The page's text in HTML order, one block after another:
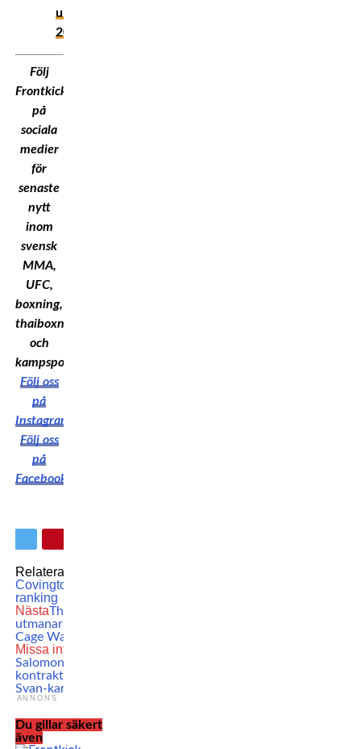
under
2026
Följ
Frontkick.Online
på
sociala
medier
för
senaste
nytt
inom
svensk
MMA,
UFC,
boxning,
thaiboxning
och
kampsport!
Följ oss
på
Instagram
Följ oss
på
Facebook
Relaterade ämnen:
Covington
ranking
NästaTheodor Berggren
utmanar Aronov inför
Cage Warriors 203
Missa inte
Salomonsson nytt
kontrakt: ”Han har Gunde
Svan-karisma”
ANNONS
Du gillar säkert
även